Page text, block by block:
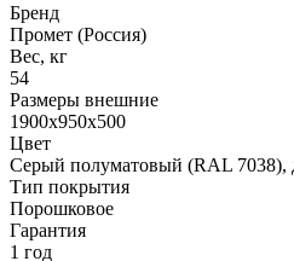
Бренд
Промет (Россия)
Вес, кг
54
Размеры внешние
1900x950x500
Цвет
Cерый полуматовый (RAL 7038),
Тип покрытия
Порошковое
Гарантия
1 год